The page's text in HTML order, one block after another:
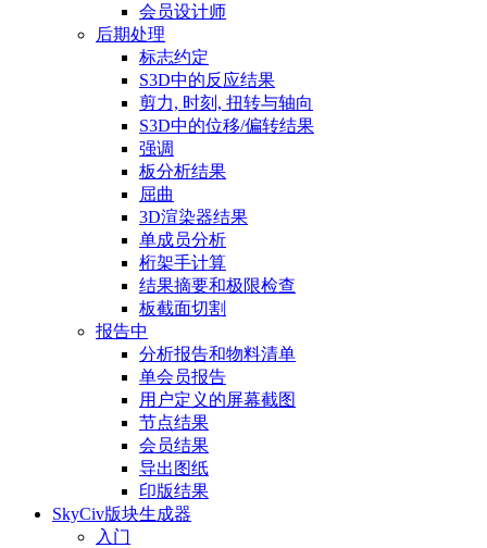
会员设计师
后期处理
标志约定
S3D中的反应结果
剪力, 时刻, 扭转与轴向
S3D中的位移/偏转结果
强调
板分析结果
屈曲
3D渲染器结果
单成员分析
桁架手计算
结果摘要和极限检查
板截面切割
报告中
分析报告和物料清单
单会员报告
用户定义的屏幕截图
节点结果
会员结果
导出图纸
印版结果
SkyCiv版块生成器
入门